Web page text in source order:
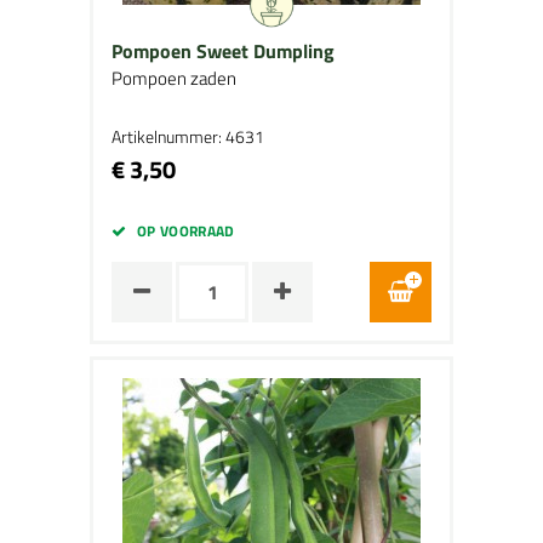
Pompoen Sweet Dumpling
Pompoen zaden
Artikelnummer: 4631
€ 3,50
OP VOORRAAD